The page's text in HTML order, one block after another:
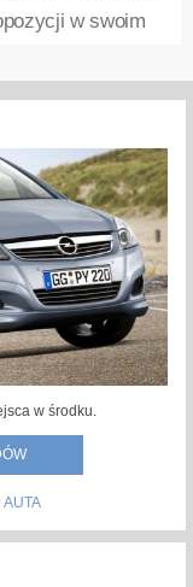
w swoim
wiele
nie tylko
»
w środku.